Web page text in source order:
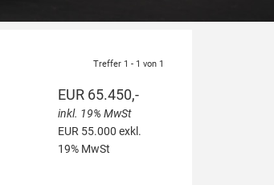
Treffer 1 - 1 von 1
EUR 65.450,-
inkl. 19% MwSt
EUR 55.000 exkl.
19% MwSt